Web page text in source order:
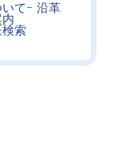
て
沿革
索